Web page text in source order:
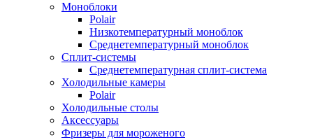
Моноблоки
Polair
Низкотемпературный моноблок
Среднетемпературный моноблок
Сплит-системы
Среднетемпературная сплит-система
Холодильные камеры
Polair
Холодильные столы
Аксессуары
Фризеры для мороженого